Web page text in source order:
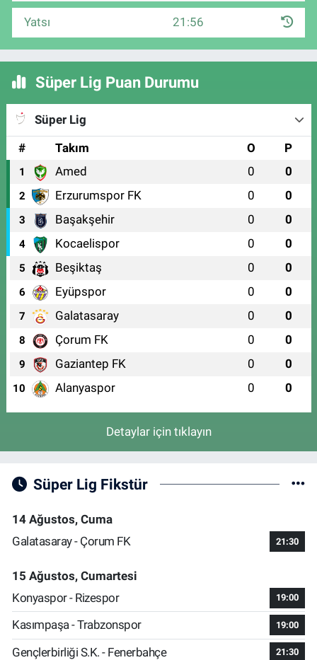
Yatsı 21:56
Süper Lig Puan Durumu
Süper Lig
#
Takım O P
1 Amed 0 0
2 Erzurumspor FK 0 0
3 Başakşehir 0 0
4 Kocaelispor 0 0
5 Beşiktaş 0 0
6 Eyüpspor 0 0
7 Galatasaray 0 0
8 Çorum FK 0 0
9 Gaziantep FK 0 0
10 Alanyaspor 0 0
Detaylar için tıklayın
Süper Lig Fikstür
14 Ağustos, Cuma
Galatasaray - Çorum FK
21:30
15 Ağustos, Cumartesi
Konyaspor - Rizespor
19:00
Kasımpaşa - Trabzonspor 19:00
Gençlerbirliği S.K. - Fenerbahçe 21:30